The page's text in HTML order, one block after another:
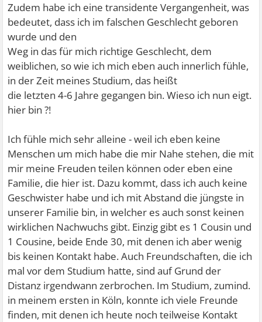
Zudem habe ich eine transidente Vergangenheit, was
bedeutet, dass ich im falschen Geschlecht geboren
wurde und den
Weg in das für mich richtige Geschlecht, dem
weiblichen, so wie ich mich eben auch innerlich fühle,
in der Zeit meines Studium, das heißt
die letzten 4-6 Jahre gegangen bin. Wieso ich nun eigt.
hier bin ?!
Ich fühle mich sehr alleine - weil ich eben keine
Menschen um mich habe die mir Nahe stehen, die mit
mir meine Freuden teilen können oder eben eine
Familie, die hier ist. Dazu kommt, dass ich auch keine
Geschwister habe und ich mit Abstand die jüngste in
unserer Familie bin, in welcher es auch sonst keinen
wirklichen Nachwuchs gibt. Einzig gibt es 1 Cousin und
1 Cousine, beide Ende 30, mit denen ich aber wenig
bis keinen Kontakt habe. Auch Freundschaften, die ich
mal vor dem Studium hatte, sind auf Grund der
Distanz irgendwann zerbrochen. Im Studium, zumind.
in meinem ersten in Köln, konnte ich viele Freunde
finden, mit denen ich heute noch teilweise Kontakt